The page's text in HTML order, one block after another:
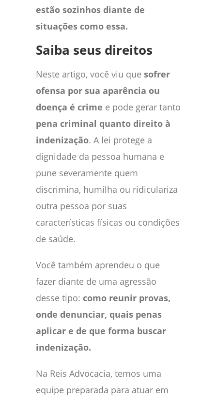
estão sozinhos diante de
situações como essa.
Saiba seus direitos
Neste artigo, você viu que sofrer
ofensa por sua aparência ou
doença é crime e pode gerar tanto
pena criminal quanto direito à
indenização. A lei protege a
dignidade da pessoa humana e
pune severamente quem
discrimina, humilha ou ridiculariza
outra pessoa por suas
características físicas ou condições
de saúde.
Você também aprendeu o que
fazer diante de uma agressão
desse tipo: como reunir provas,
onde denunciar, quais penas
aplicar e de que forma buscar
indenização.
Na Reis Advocacia, temos uma
equipe preparada para atuar em